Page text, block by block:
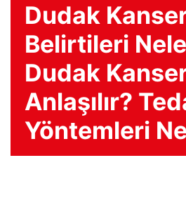
Dudak
Belirtileri
Dudak
Anlaşılır?
Yöntemleri